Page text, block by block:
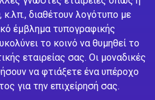
κ.λπ., διαθέτουν λογότυπο με
έμβλημα τυπογραφικής
το κοινό να θυμηθεί το
εταιρείας σας. Οι μοναδικές
να φτιάξετε ένα υπέροχο
για την επιχείρησή σας.